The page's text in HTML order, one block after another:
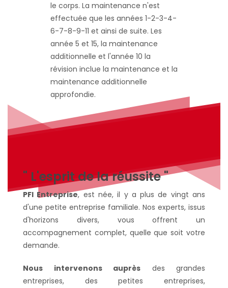
" L'esprit de la réussite "
PFI Entreprise, est née, il y a plus de vingt ans
d'une petite entreprise familiale. Nos experts, issus
d'horizons divers, vous offrent un
accompagnement complet, quelle que soit votre
demande.
Nous intervenons auprès des grandes
entreprises, des petites entreprises,